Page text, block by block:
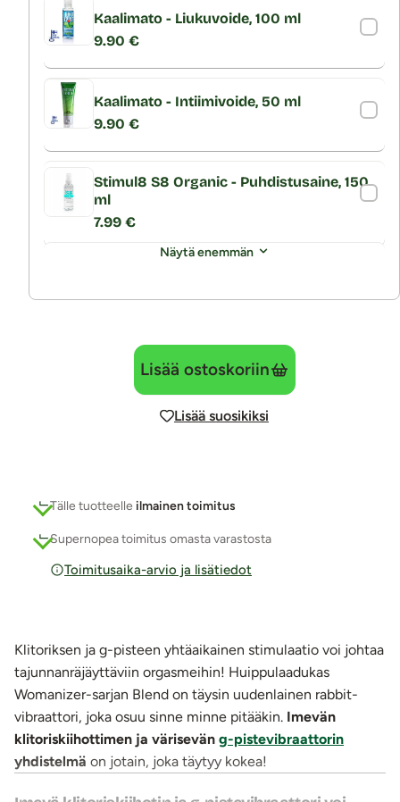
Kaalimato - Liukuvoide, 100 ml
9.90 €
Kaalimato - Intiimivoide, 50 ml
9.90 €
Stimul8 S8 Organic - Puhdistusaine, 150
ml
7.99 €
Näytä enemmän
Lisää ostoskoriin
Lisää suosikiksi
Tälle tuotteelle ilmainen toimitus
Supernopea toimitus omasta varastosta
Toimitusaika-arvio ja lisätiedot
Klitoriksen ja g-pisteen yhtäaikainen stimulaatio voi johtaa
tajunnanräjäyttäviin orgasmeihin! Huippulaadukas
Womanizer-sarjan Blend on täysin uudenlainen rabbit-
vibraattori, joka osuu sinne minne pitääkin. Imevän
klitoriskiihottimen ja värisevän g-pistevibraattorin
yhdistelmä on jotain, joka täytyy kokea!